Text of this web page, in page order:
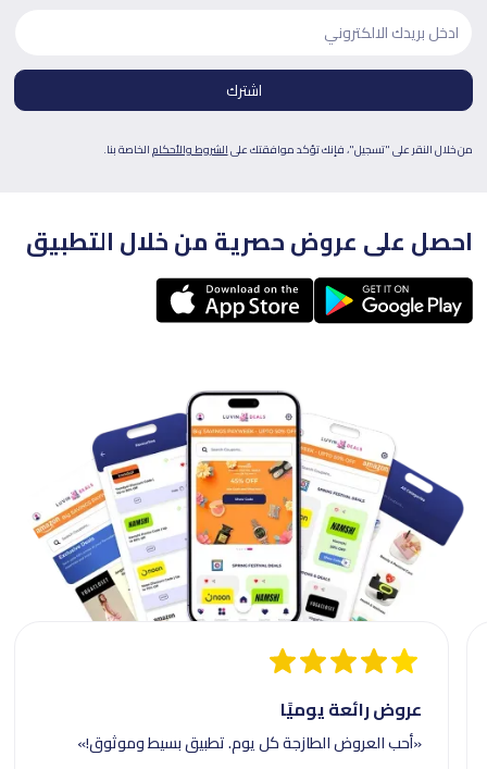
من خلال النقر على "تسجيل"، فإنك تؤكد موافقتك علىالشروط والأحكامالخاصة بنا.
احصل على عروض حصرية من خلال التطبيق
عروض رائعة يوميًا
«أحب العروض الطازجة كل يوم. تطبيق بسيط وموثوق!»